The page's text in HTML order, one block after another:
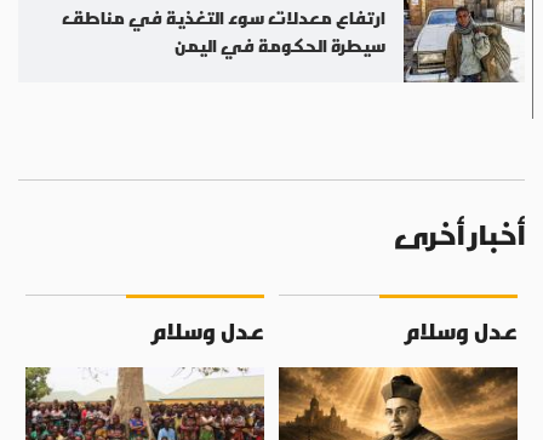
ارتفاع معدلات سوء التغذية في مناطق
سيطرة الحكومة في اليمن
أخبار أخرى
عدل وسلام عدل وسلام